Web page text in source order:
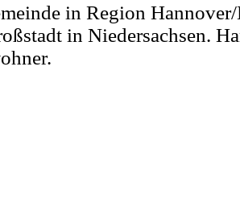
in Region
in Niedersachsen.